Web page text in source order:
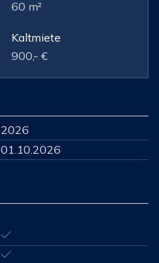
60 m²
Kaltmiete
900,- €
2026
01.10.2026